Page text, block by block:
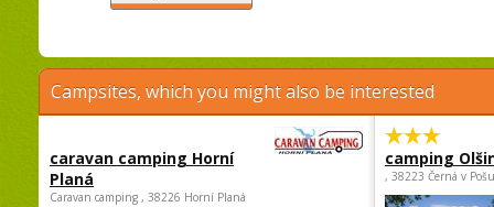
Campsites, which you might also be interested
caravan camping Horní
Planá
Caravan camping , 38226 Horní Planá
camping
, 38223 Černá v